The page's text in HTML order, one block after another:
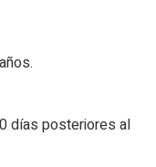
días posteriores al